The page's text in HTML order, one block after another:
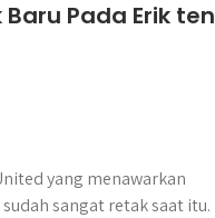
Pada Erik ten
yang menawarkan
sangat retak saat itu.